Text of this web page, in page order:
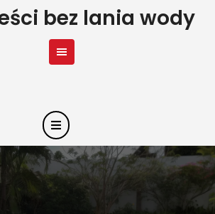
bez lania wody